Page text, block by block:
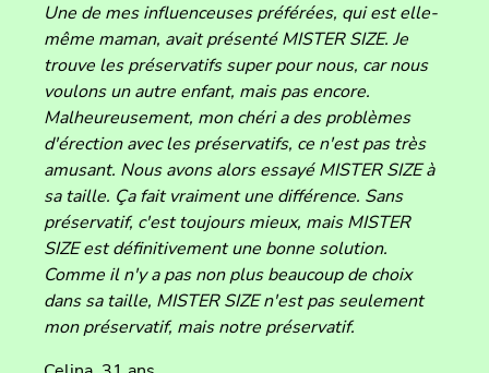
Une de mes influenceuses préférées, qui est elle-
même maman, avait présenté MISTER SIZE. Je
trouve les préservatifs super pour nous, car nous
voulons un autre enfant, mais pas encore.
Malheureusement, mon chéri a des problèmes
d'érection avec les préservatifs, ce n'est pas très
amusant. Nous avons alors essayé MISTER SIZE à
sa taille. Ça fait vraiment une différence. Sans
préservatif, c'est toujours mieux, mais MISTER
SIZE est définitivement une bonne solution.
Comme il n'y a pas non plus beaucoup de choix
dans sa taille, MISTER SIZE n'est pas seulement
mon préservatif, mais notre préservatif.